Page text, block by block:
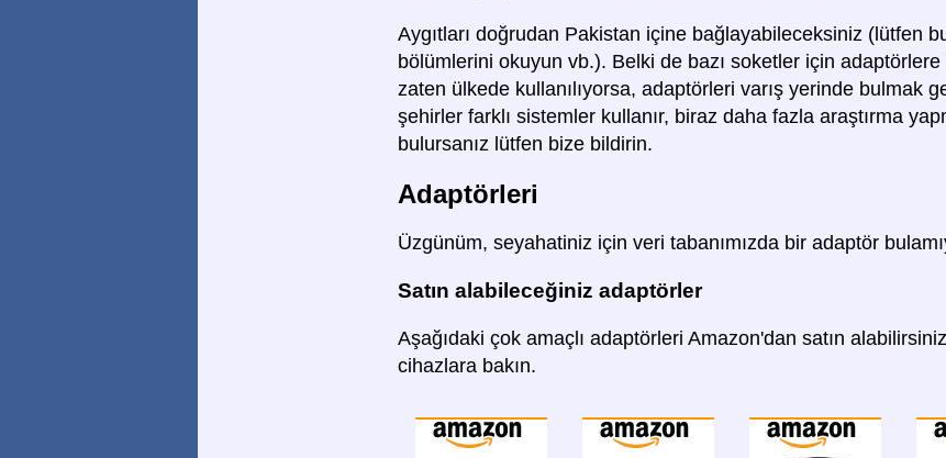
Aygıtları doğrudan Pakistan içine bağlayabileceksiniz (lütfen
bölümlerini okuyun vb.). Belki de bazı soketler için
zaten ülkede kullanılıyorsa, adaptörleri varış yerinde bulmak
şehirler farklı sistemler kullanır, biraz daha fazla araştırma
bulursanız lütfen bize bildirin.
Adaptörleri
Üzgünüm, seyahatiniz için veri tabanımızda bir adaptör
Satın alabileceğiniz adaptörler
Aşağıdaki çok amaçlı adaptörleri Amazon'dan satın
cihazlara bakın.